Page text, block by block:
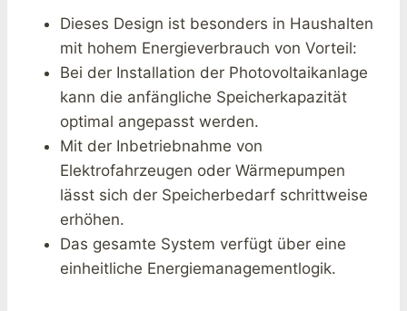
Dieses Design ist besonders in Haushalten
mit hohem Energieverbrauch von Vorteil:
Bei der Installation der Photovoltaikanlage
kann die anfängliche Speicherkapazität
optimal angepasst werden.
Mit der Inbetriebnahme von
Elektrofahrzeugen oder Wärmepumpen
lässt sich der Speicherbedarf schrittweise
erhöhen.
Das gesamte System verfügt über eine
einheitliche Energiemanagementlogik.